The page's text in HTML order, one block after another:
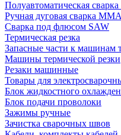
Полуавтоматическая
Ручная дуговая сварка MMA
Сварка под флюсом SAW
Термическая резка
Запасные части к машинам
Машины термической резки
Резаки машинные
Товары для
Блок жидкостного
Блок подачи проволоки
Зажимы ручные
Зачистка сварочных швов